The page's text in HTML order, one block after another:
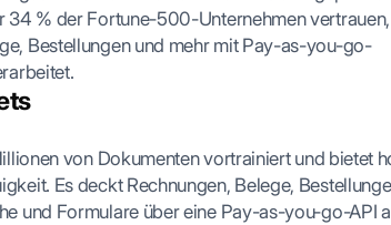
34 % der Fortune-500-Unternehmen
Bestellungen und mehr mit Pay-as-you-go-
von Dokumenten vortrainiert und bietet
Es deckt Rechnungen, Belege,
und Formulare über eine Pay-as-you-go-API